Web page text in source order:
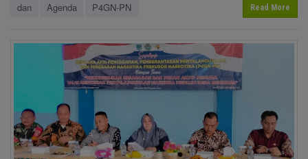
dan
Agenda P4GN-PN Read More